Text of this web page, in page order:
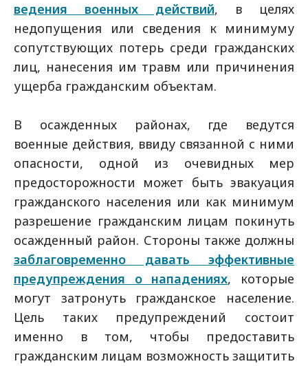
ведения военных действий, в целях
недопущения или сведения к минимуму
сопутствующих потерь среди гражданских
лиц, нанесения им травм или причинения
ущерба гражданским объектам.
В осажденных районах, где ведутся
военные действия, ввиду связанной с ними
опасности, одной из очевидных мер
предосторожности может быть эвакуация
гражданского населения или как минимум
разрешение гражданским лицам покинуть
осажденный район. Стороны также должны
заблаговременно давать эффективные
предупреждения о нападениях, которые
могут затронуть гражданское население.
Цель таких предупреждений состоит
именно в том, чтобы предоставить
гражданским лицам возможность защитить